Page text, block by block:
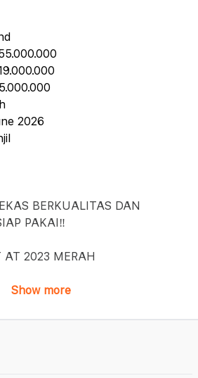
2026
BERKUALITAS DAN
PAKAI‼️
AT 2023 MERAH
Show more